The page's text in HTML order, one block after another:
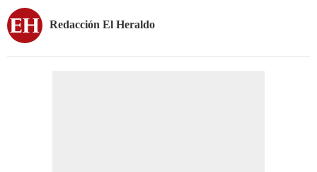
Redacción El Heraldo